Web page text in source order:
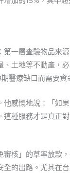
一層查驗物品來
土地等不動產，
療缺口而需要資
感慨地說：「如
種服務才是真正對
核」的草率放款
的出路。尤其在